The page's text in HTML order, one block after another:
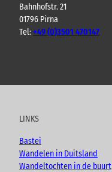
Bahnhofstr. 21
01796 Pirna
Tel:+49 (0)3501 470147
u
e
c
o
k
s
a
m
o
LINKS
Bastei
Wandelen in Duitsland
Wandeltochten in de buurt